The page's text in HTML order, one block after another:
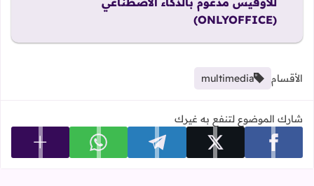
(ONLYOFFICE)
الأقسام multimedia
شارك الموضوع لتنفع به غيرك
شارك على facebook شارك على x شارك على telegram شارك على whatsapp عرض